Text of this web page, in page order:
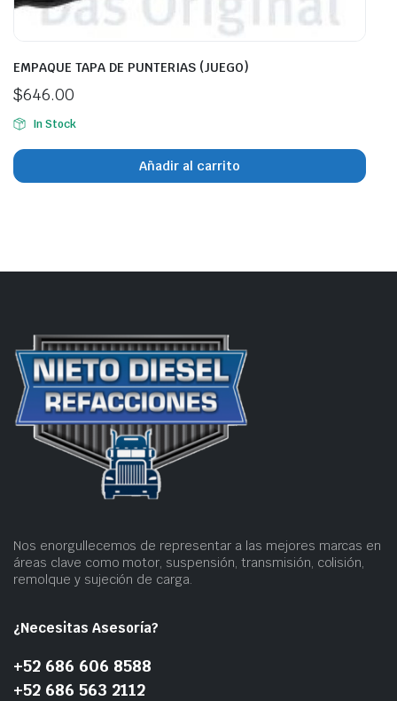
EMPAQUE TAPA DE PUNTERIAS (JUEGO)
$646.00
In Stock
Añadir al carrito
Nos enorgullecemos de representar a las mejores marcas en
áreas clave como motor, suspensión, transmisión, colisión,
remolque y sujeción de carga.
¿Necesitas Asesoría?
+52 686 606 8588
+52 686 563 2112